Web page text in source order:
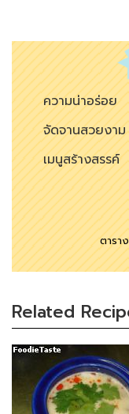
ความน่าอร่อย
จัดจานสวยงาม
เมนูสร้างสรรค์
ตารา
Related